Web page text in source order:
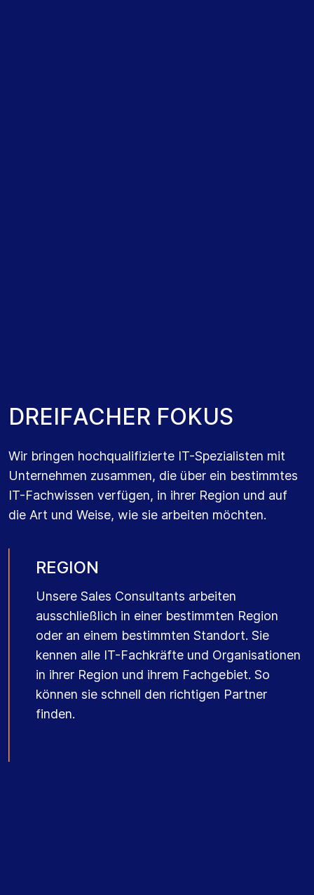
DREIFACHER FOKUS
Wir bringen hochqualifizierte IT-Spezialisten mit
Unternehmen zusammen, die über ein bestimmtes
IT-Fachwissen verfügen, in ihrer Region und auf
die Art und Weise, wie sie arbeiten möchten.
Unterstützung. Durch diese gezielte
welche IT-Fachkräfte verfügbar sind und
welche Unternehmen offene Stellen zu
besetzen haben.
REGION
Unsere Sales Consultants arbeiten
ausschließlich in einer bestimmten Region
oder an einem bestimmten Standort. Sie
kennen alle IT-Fachkräfte und Organisationen
in ihrer Region und ihrem Fachgebiet. So
können sie schnell den richtigen Partner
finden.